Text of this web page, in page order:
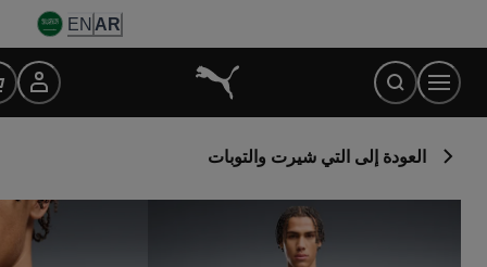
Content
AR
EN
العودة إلى التي شيرت والتوبات